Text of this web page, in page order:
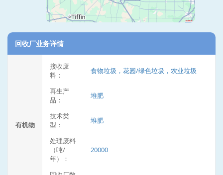
回收厂业务详情
有机物
接收废
料：
食物垃圾，花园/绿色垃圾，农业垃圾
再生产
品：
堆肥
技术类
型：
堆肥
处理废料
（吨/
年）：
20000